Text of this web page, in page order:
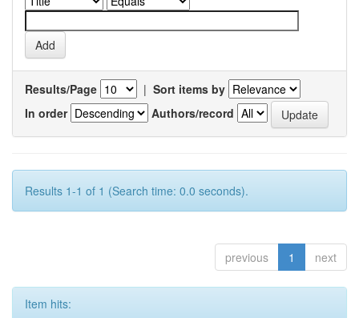
Results/Page | Sort items by
In order
Authors/record
Results 1-1 of 1 (Search time: 0.0 seconds).
previous 1 next
Item hits: